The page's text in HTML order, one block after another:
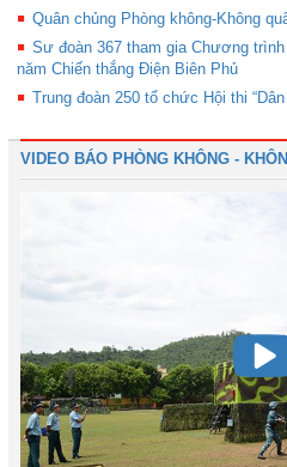
Quân chủng Phòng không-Không
Sư đoàn 367 tham gia Chương
năm Chiến thắng Điện Biên Phủ
Trung đoàn 250 tổ chức Hội thi
VIDEO BÁO PHÒNG KHÔNG -